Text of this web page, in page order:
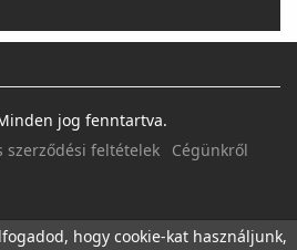
jog fenntartva.
szerződési feltételek
Cégünkről
FACEBOOK E-MAIL
hogy cookie-kat használjunk,